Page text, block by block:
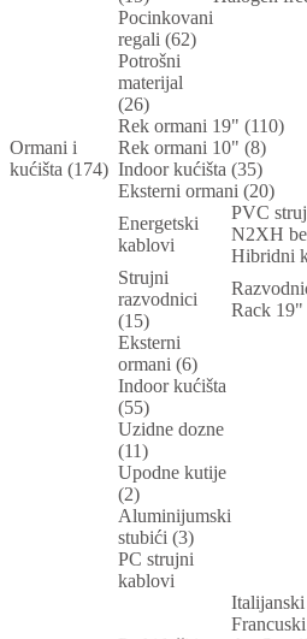
Pocinkovani
regali (62)
Potrošni
materijal
(26)
Ormani i
kućišta (174)
Rek ormani 19" (110)
Rek ormani 10" (8)
Indoor kućišta (35)
Eksterni ormani (20)
Energetski
kablovi
PVC
N2XH
Hibridni
Strujni
razvodnici
(15)
Rack
Eksterni
ormani (6)
Indoor kućišta
(55)
Uzidne dozne
(11)
Upodne kutije
(2)
Aluminijumski
stubići (3)
PC strujni
kablovi
Italijanski